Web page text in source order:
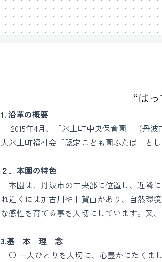
“は
1. 沿革の概要
2015年4月、「氷上町中央保育園」（丹
人氷上町福祉会「認定こども園ふたば」とし
２．本園の特色
本園は、丹波市の中央部に位置し、近隣
れ近くには加古川や甲賀山があり、自然環
な感性を育てる事を大切にしています。又
3.基 本 理 念
〇 一人ひとりを大切に、心豊かにたくま